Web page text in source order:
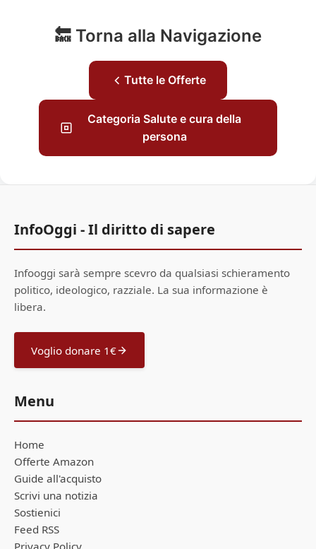
🔙 Torna alla Navigazione
Tutte le Offerte
Categoria Salute e cura della
persona
InfoOggi - Il diritto di sapere
Infooggi sarà sempre scevro da qualsiasi schieramento
politico, ideologico, razziale. La sua informazione è
libera.
Voglio donare 1€
Menu
Home
Offerte Amazon
Guide all'acquisto
Scrivi una notizia
Sostienici
Feed RSS